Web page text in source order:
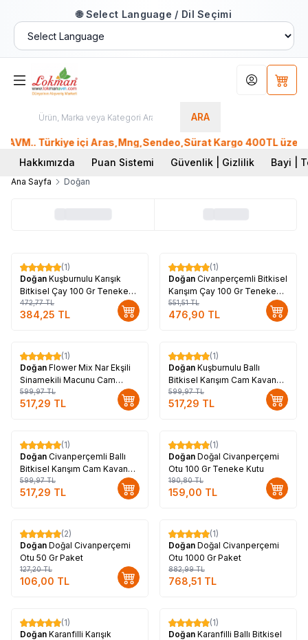
🌐 Select Language / Dil Seçimi
ARA
Hesabım
Türkiye içi Aras,Mng,Sendeo,Sürat Kargo 400TL üzeri,
Hakkımızda
Puan Sistemi Güvenlik | Gizlilik Bayi |
Ana Sayfa Doğan
%19
(1)
Doğan Kuşburnulu Karışık
Bitkisel Çay 100 Gr Teneke
Kutu
472,77TL
384,25 TL
%14
(1)
Doğan Civanperçemli Bitkisel
Karışım Çay 100 Gr Teneke
Kutu
551,51TL
476,90 TL
%14
(1)
Doğan Flower Mix Nar Ekşili
Sinamekili Macunu Cam
Kavanoz 450 Gr
599,97TL
517,29 TL
%14
(1)
Doğan Kuşburnulu Ballı
Bitkisel Karışım Cam Kavanoz
450 Gr
599,97TL
517,29 TL
%14
(1)
Doğan Civanperçemli Ballı
Bitkisel Karışım Cam Kavanoz
450 Gr
599,97TL
517,29 TL
%17
(1)
Doğan Doğal Civanperçemi
Otu 100 Gr Teneke Kutu
190,80TL
159,00 TL
%17
(2)
Doğan Doğal Civanperçemi
Otu 50 Gr Paket
127,20TL
106,00 TL
%13
(1)
Doğan Doğal Civanperçemi
Otu 1000 Gr Paket
882,99TL
768,51 TL
%17
(1)
Doğan Karanfilli Karışık
%17
(1)
Doğan Karanfilli Ballı Bitkisel